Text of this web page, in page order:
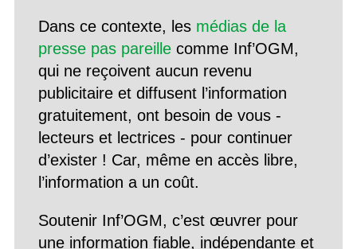
Dans ce contexte, les médias de la
presse pas pareillecomme Inf’OGM,
qui ne reçoivent aucun revenu
publicitaire et diffusent l’information
gratuitement, ont besoin de vous -
lecteurs et lectrices - pour continuer
d’exister ! Car, même en accès libre,
l’information a un coût.
Soutenir Inf’OGM, c’est œuvrer pour
une information fiable, indépendante et